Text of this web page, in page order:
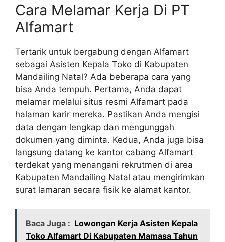
Cara Melamar Kerja Di PT
Alfamart
Tertarik untuk bergabung dengan Alfamart
sebagai Asisten Kepala Toko di Kabupaten
Mandailing Natal? Ada beberapa cara yang
bisa Anda tempuh. Pertama, Anda dapat
melamar melalui situs resmi Alfamart pada
halaman karir mereka. Pastikan Anda mengisi
data dengan lengkap dan mengunggah
dokumen yang diminta. Kedua, Anda juga bisa
langsung datang ke kantor cabang Alfamart
terdekat yang menangani rekrutmen di area
Kabupaten Mandailing Natal atau mengirimkan
surat lamaran secara fisik ke alamat kantor.
Baca Juga : Lowongan Kerja Asisten Kepala
Toko Alfamart Di Kabupaten Mamasa Tahun